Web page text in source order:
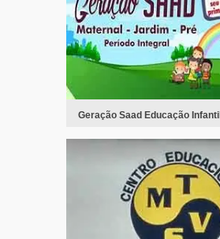
Geração Saad Educação Infantil